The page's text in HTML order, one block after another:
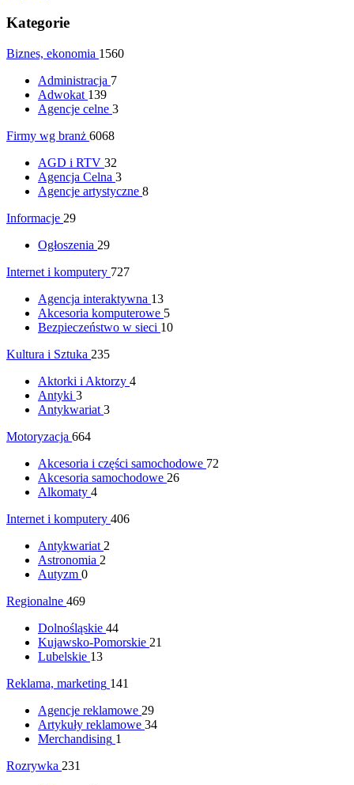
Kategorie
Biznes, ekonomia 1560
Administracja 7
Adwokat 139
Agencje celne 3
Firmy wg branż 6068
AGD i RTV 32
Agencja Celna 3
Agencje artystyczne 8
Informacje 29
Ogłoszenia 29
Internet i komputery 727
Agencja interaktywna 13
Akcesoria komputerowe 5
Bezpieczeństwo w sieci 10
Kultura i Sztuka 235
Aktorki i Aktorzy 4
Antyki 3
Antykwariat 3
Motoryzacja 664
Akcesoria i części samochodowe 72
Akcesoria samochodowe 26
Alkomaty 4
Internet i komputery 406
Antykwariat 2
Astronomia 2
Autyzm 0
Regionalne 469
Dolnośląskie 44
Kujawsko-Pomorskie 21
Lubelskie 13
Reklama, marketing 141
Agencje reklamowe 29
Artykuły reklamowe 34
Merchandising 1
Rozrywka 231